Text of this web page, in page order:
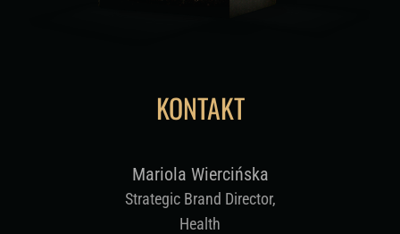
KONTAKT
Mariola Wiercińska
Strategic Brand Director,
Health